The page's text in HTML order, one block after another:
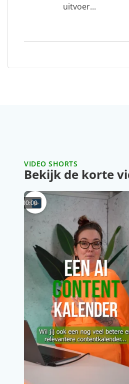
uitvoer...
VIDEO SHORTS
Bekijk de korte
00:00